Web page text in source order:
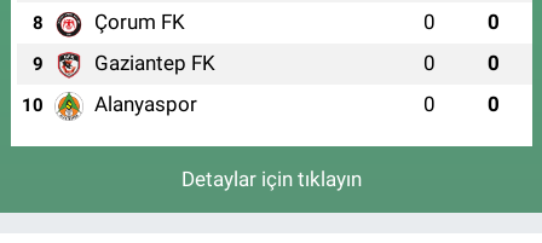
8 Çorum FK 0 0
9 Gaziantep FK 0 0
10 Alanyaspor 0 0
Detaylar için tıklayın